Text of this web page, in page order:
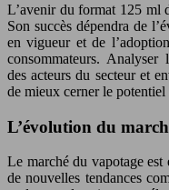
L’avenir du format 125 ml
Son succès dépendra de
en vigueur et de
consommateurs. Analyser
des acteurs du secteur et
de mieux cerner le potentiel
L’évolution du
Le marché du vapotage est
de nouvelles tendances